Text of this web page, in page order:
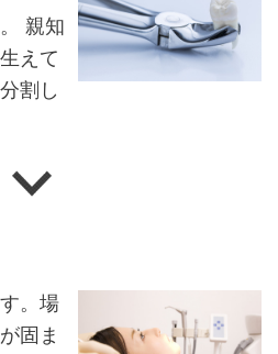
親知
えて
割し
。場
固ま